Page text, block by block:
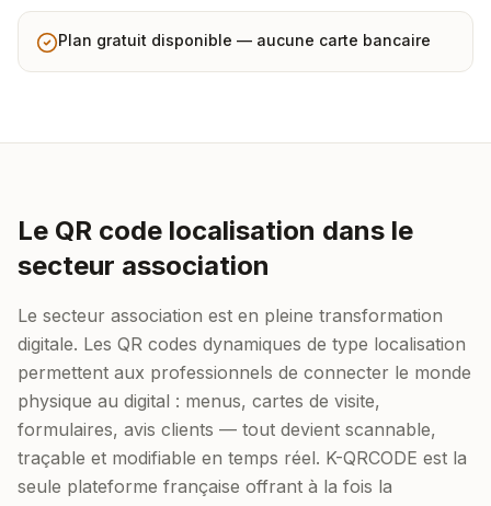
Plan gratuit disponible — aucune carte bancaire
Le QR code localisation dans le
secteur association
Le secteur association est en pleine transformation
digitale. Les QR codes dynamiques de type localisation
permettent aux professionnels de connecter le monde
physique au digital : menus, cartes de visite,
formulaires, avis clients — tout devient scannable,
traçable et modifiable en temps réel. K-QRCODE est la
seule plateforme française offrant à la fois la